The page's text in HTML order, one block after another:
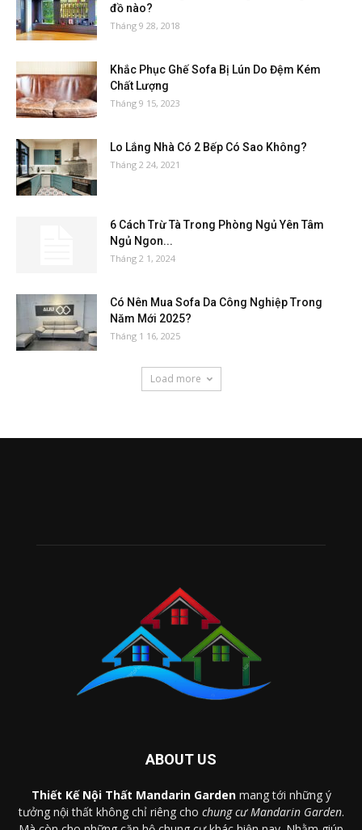
đồ nào?
Tháng 9 28, 2018
Khắc Phục Ghế Sofa Bị Lún Do Đệm Kém
Chất Lượng
Tháng 9 15, 2023
Lo Lắng Nhà Có 2 Bếp Có Sao Không?
Tháng 2 24, 2021
6 Cách Trừ Tà Trong Phòng Ngủ Yên Tâm
Ngủ Ngon...
Tháng 2 1, 2024
Có Nên Mua Sofa Da Công Nghiệp​ Trong
Năm Mới 2025?
Tháng 1 16, 2025
Load more
ABOUT US
Thiết Kế Nội Thất Mandarin Gardenmang tới những ý
tưởng nội thất không chỉ riêng cho chung cư Mandarin Garden.